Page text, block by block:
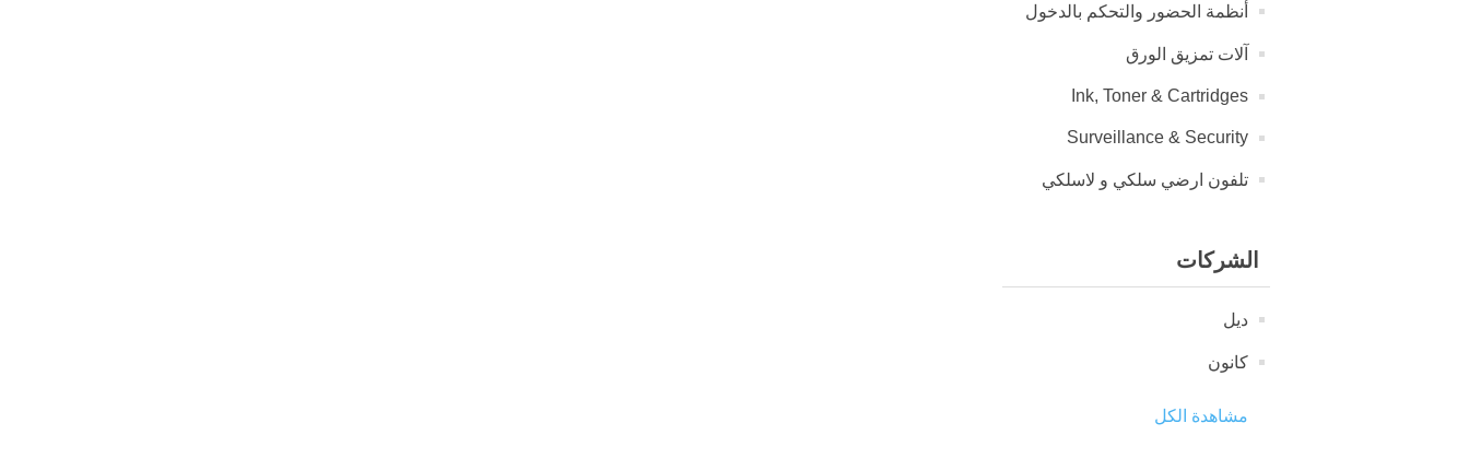
أنظمة الحضور والتحكم بالدخول
آلات تمزيق الورق
Ink, Toner & Cartridges
Surveillance & Security
تلفون ارضي سلكي و لاسلكي
الشركات
ديل
كانون
مشاهدة الكل